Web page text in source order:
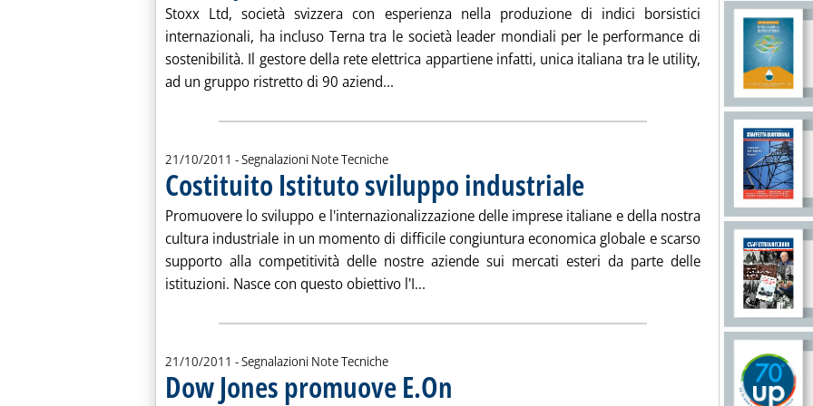
Stoxx Ltd, società svizzera con esperienza nella produzione di indici borsistici
internazionali, ha incluso Terna tra le società leader mondiali per le performance di
sostenibilità. Il gestore della rete elettrica appartiene infatti, unica italiana tra le utility,
ad un gruppo ristretto di 90 aziend... Leggi tutta la notizia: 'Terna promossa in sostenibilità'
21/10/2011 - Segnalazioni Note Tecniche
Costituito Istituto sviluppo industriale . Pubblicata venerdì 21 ottobre 2011 alle 12.13.
Promuovere lo sviluppo e l'internazionalizzazione delle imprese italiane e della nostra
cultura industriale in un momento di difficile congiuntura economica globale e scarso
supporto alla competitività delle nostre aziende sui mercati esteri da parte delle
istituzioni. Nasce con questo obiettivo l'I... Leggi tutta la notizia: 'Costituito Istituto sviluppo
21/10/2011 - Segnalazioni Note Tecniche
Dow Jones promuove E.On